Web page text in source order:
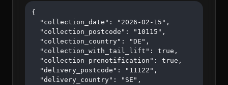
{
  "collection_date": "2026-02-15",
  "collection_postcode": "10115",
  "collection_country": "DE",
  "collection_with_tail_lift": true,
  "collection_prenotification": true,
  "delivery_postcode": "11122",
  "delivery_country": "SE",